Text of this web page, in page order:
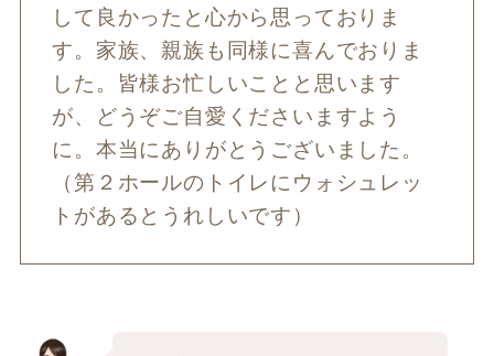
して良かったと心から思っておりま
す。家族、親族も同様に喜んでおりま
した。皆様お忙しいことと思います
が、どうぞご自愛くださいますよう
に。本当にありがとうございました。
（第２ホールのトイレにウォシュレッ
トがあるとうれしいです）